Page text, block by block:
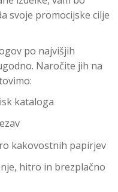
svoje promocijske cilje
po najvišjih
Naročite jih na
kataloga
kakovostnih papirjev
hitro in brezplačno